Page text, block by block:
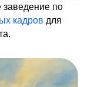
заведение по
кадров для